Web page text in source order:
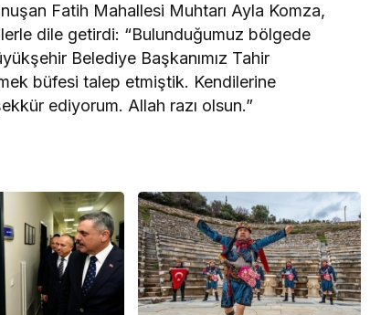
Fatih Mahallesi Muhtarı Ayla Komza,
dile getirdi: “Bulunduğumuz bölgede
Belediye Başkanımız Tahir
büfesi talep etmiştik. Kendilerine
ediyorum. Allah razı olsun.”